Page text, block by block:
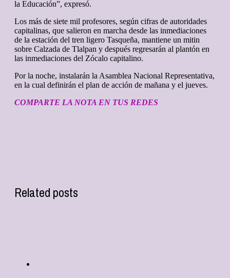
la Educación”, expresó.
Los más de siete mil profesores, según cifras de autoridades
capitalinas, que salieron en marcha desde las inmediaciones
de la estación del tren ligero Tasqueña, mantiene un mitin
sobre Calzada de Tlalpan y después regresarán al plantón en
las inmediaciones del Zócalo capitalino.
Por la noche, instalarán la Asamblea Nacional Representativa,
en la cual definirán el plan de acción de mañana y el jueves.
COMPARTE LA NOTA EN TUS REDES
Related posts